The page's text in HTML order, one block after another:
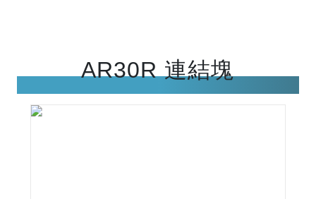
AR30R 連結塊